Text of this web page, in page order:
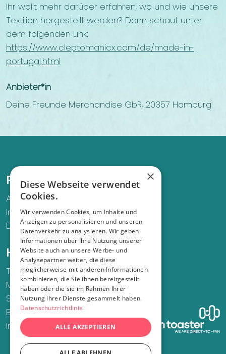
Ihr wollt mehr darüber erfahren, wo und wie unsere
Textilien hergestellt werden? Dann schaut unter
dem folgenden Link:
https://www.cleptomanicx.com/de/made-in-
portugal.html
Anbieter*in
Deine Freunde Merchandise GbR, 20357 Hamburg
Recht und Ordnung
AGB
Impressum
Datenschutz
Hilfe und Support
Telefon
Mail
Supportfall eröffnen
Bestellung widerrufen
Infos zu Sozialtickets
×
Diese Webseite verwendet
Cookies.
Wir verwenden Cookies, um Inhalte und
Anzeigen zu personalisieren und unseren
Datenverkehr zu analysieren. Wir geben
Informationen über Ihre Nutzung unserer
Website auch an unsere Werbe- und
Analysepartner weiter, die diese
möglicherweise mit anderen Informationen
kombinieren, die Sie ihnen bereitgestellt
haben oder die sie im Rahmen Ihrer
Nutzung ihrer Dienste gesammelt haben.
Datenschutzrichtlinie
ALLE AKZEPTIEREN